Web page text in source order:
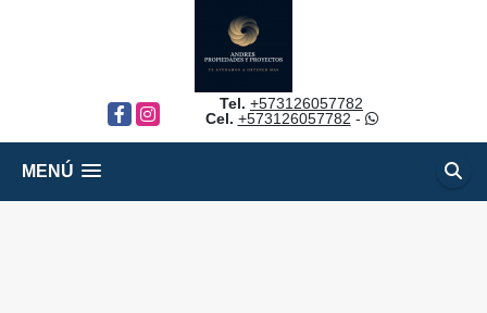
FacebookInstagram
Tel. +573126057782
Cel. +573126057782 -
MENÚ